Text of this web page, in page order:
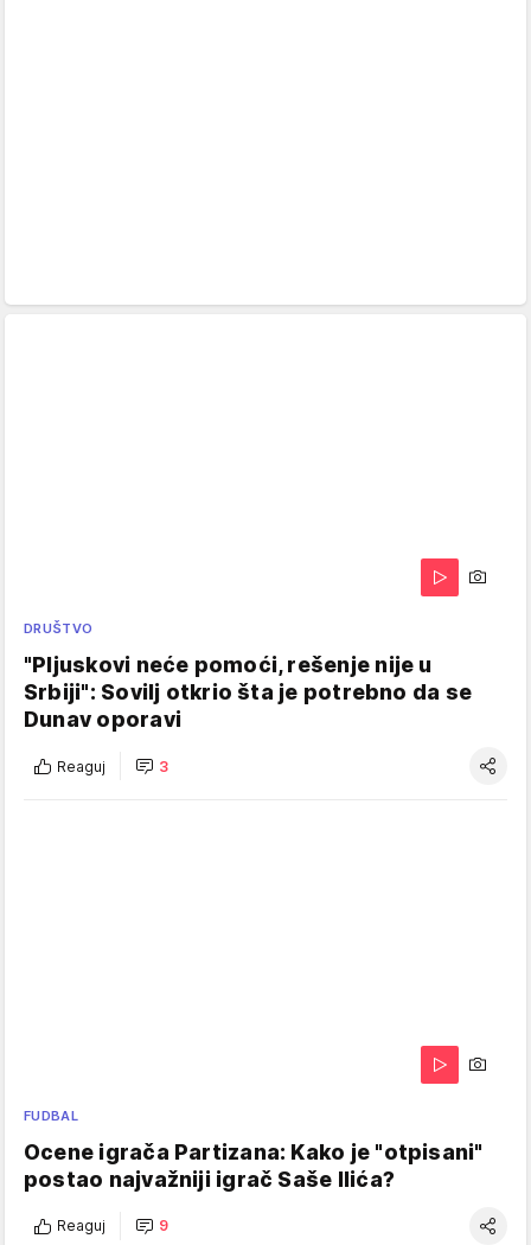
DRUŠTVO
"Pljuskovi neće pomoći, rešenje nije u
Srbiji": Sovilj otkrio šta je potrebno da se
Dunav oporavi
Reaguj 3
FUDBAL
Ocene igrača Partizana: Kako je "otpisani"
postao najvažniji igrač Saše Ilića?
Reaguj 9